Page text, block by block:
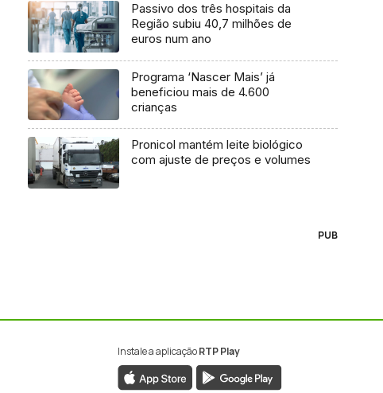
Passivo dos três hospitais da
Região subiu 40,7 milhões de
euros num ano
Programa ‘Nascer Mais’ já
beneficiou mais de 4.600
crianças
Pronicol mantém leite biológico
com ajuste de preços e volumes
PUB
Instale a aplicaçãoRTP Play